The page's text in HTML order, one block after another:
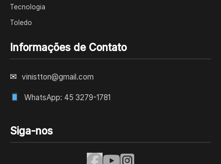
Tecnologia
Toledo
Informações de Contato
✉ vinistton@gmail.com
WhatsApp: 45 3279-1781
Siga-nos